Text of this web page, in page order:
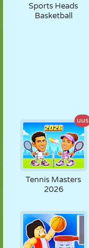
Sports Heads
Basketball
uus
Tennis Masters
2026